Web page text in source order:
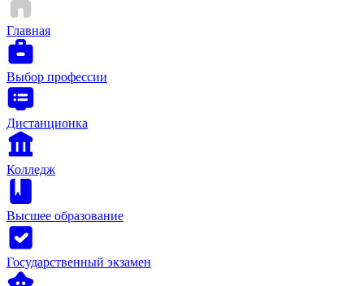
Главная
Выбор профессии
Дистанционка
Колледж
Высшее образование
Государственный экзамен